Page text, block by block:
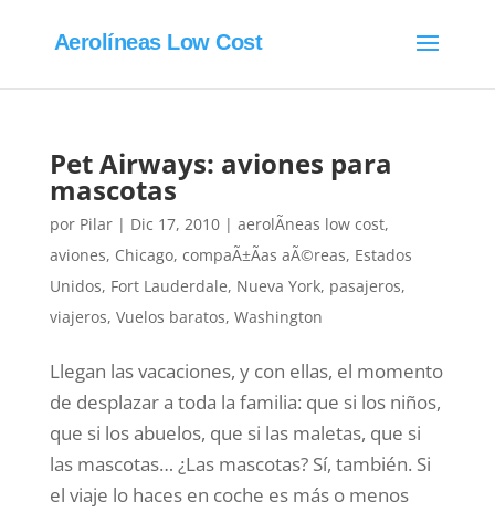
Aerolíneas Low Cost
Pet Airways: aviones para
mascotas
por Pilar| Dic 17, 2010| aerolÃ­neas low cost,
aviones, Chicago, compaÃ±Ã­as aÃ©reas, Estados
Unidos, Fort Lauderdale, Nueva York, pasajeros,
viajeros, Vuelos baratos, Washington
Llegan las vacaciones, y con ellas, el momento
de desplazar a toda la familia: que si los niños,
que si los abuelos, que si las maletas, que si
las mascotas… ¿Las mascotas? Sí, también. Si
el viaje lo haces en coche es más o menos